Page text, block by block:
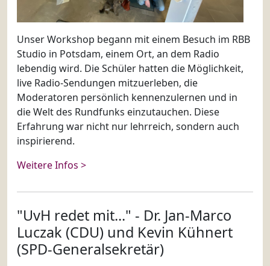
Unser Workshop begann mit einem Besuch im RBB
Studio in Potsdam, einem Ort, an dem Radio
lebendig wird. Die Schüler hatten die Möglichkeit,
live Radio-Sendungen mitzuerleben, die
Moderatoren persönlich kennenzulernen und in
die Welt des Rundfunks einzutauchen. Diese
Erfahrung war nicht nur lehrreich, sondern auch
inspirierend.
Weitere Infos >
"UvH redet mit..." - Dr. Jan-Marco
Luczak (CDU) und Kevin Kühnert
(SPD-Generalsekretär)